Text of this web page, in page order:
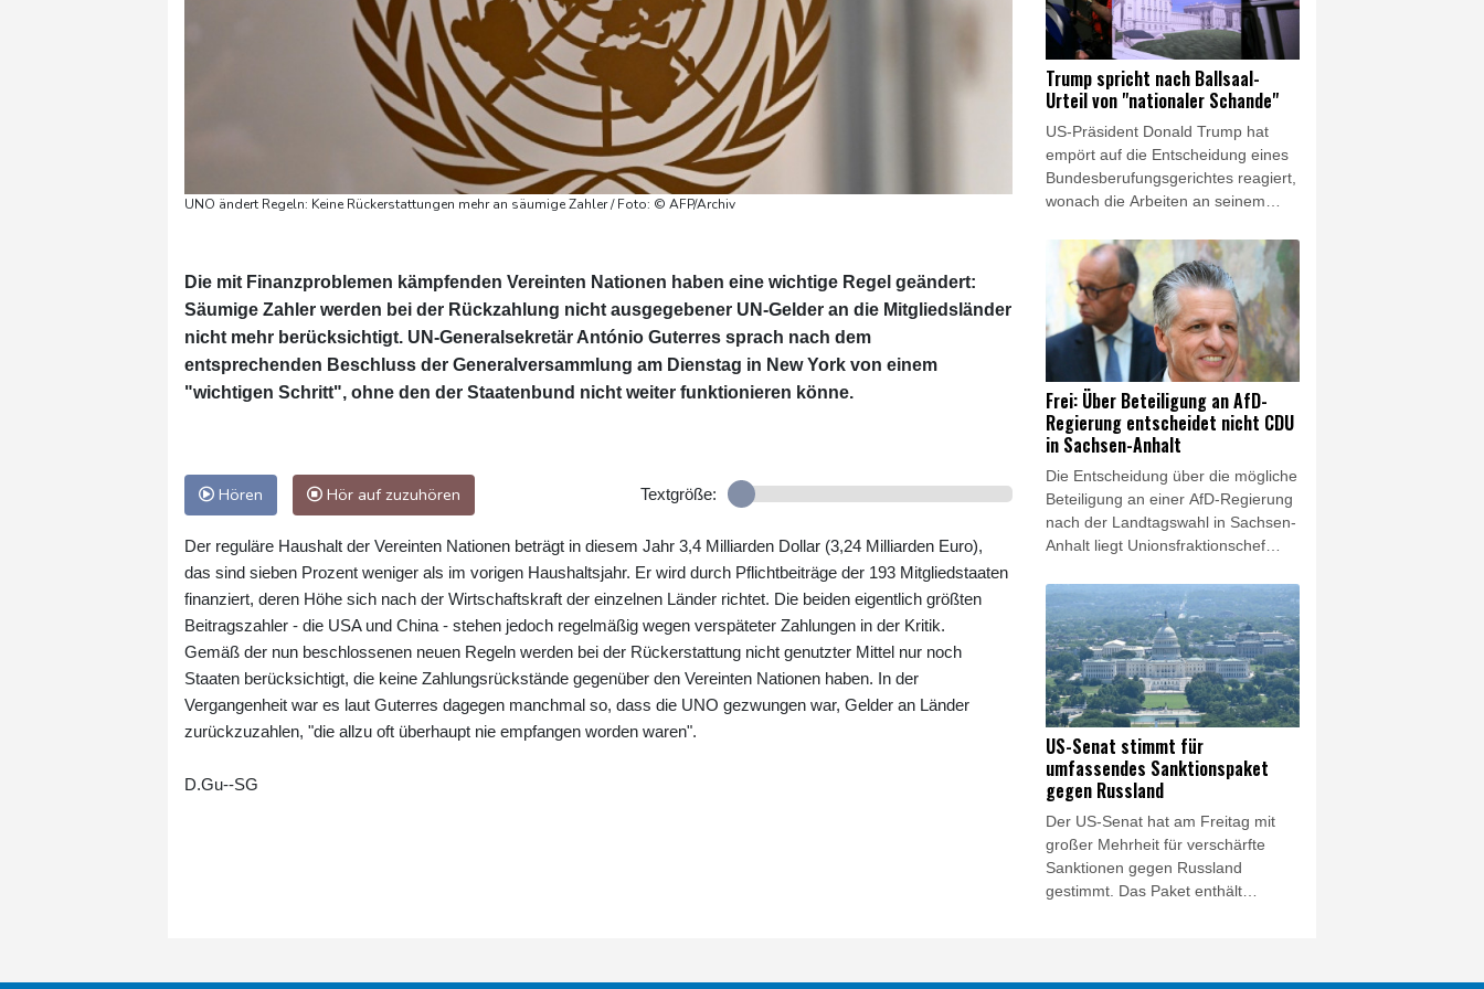
UNO ändert Regeln: Keine Rückerstattungen mehr an säumige Zahler / Foto: © AFP/Archiv
Die mit Finanzproblemen kämpfenden Vereinten Nationen haben eine wichtige Regel geändert:
Säumige Zahler werden bei der Rückzahlung nicht ausgegebener UN-Gelder an die Mitgliedsländer
nicht mehr berücksichtigt. UN-Generalsekretär António Guterres sprach nach dem
entsprechenden Beschluss der Generalversammlung am Dienstag in New York von einem
"wichtigen Schritt", ohne den der Staatenbund nicht weiter funktionieren könne.
Hören Hör auf zuzuhören Textgröße:
Der reguläre Haushalt der Vereinten Nationen beträgt in diesem Jahr 3,4 Milliarden Dollar (3,24 Milliarden Euro),
das sind sieben Prozent weniger als im vorigen Haushaltsjahr. Er wird durch Pflichtbeiträge der 193 Mitgliedstaaten
finanziert, deren Höhe sich nach der Wirtschaftskraft der einzelnen Länder richtet. Die beiden eigentlich größten
Beitragszahler - die USA und China - stehen jedoch regelmäßig wegen verspäteter Zahlungen in der Kritik.
Gemäß der nun beschlossenen neuen Regeln werden bei der Rückerstattung nicht genutzter Mittel nur noch
Staaten berücksichtigt, die keine Zahlungsrückstände gegenüber den Vereinten Nationen haben. In der
Vergangenheit war es laut Guterres dagegen manchmal so, dass die UNO gezwungen war, Gelder an Länder
zurückzuzahlen, "die allzu oft überhaupt nie empfangen worden waren".
D.Gu--SG
das südamerikanische Land
bringen. Der 48-jährige Politik-
Neuling trat die Nachfolge des
linken Präsidenten Gustavo Petro
an.
Trump spricht nach Ballsaal-
Urteil von "nationaler Schande"
US-Präsident Donald Trump hat
empört auf die Entscheidung eines
Bundesberufungsgerichtes reagiert,
wonach die Arbeiten an seinem
nicht weitergehen dürfen. Die
Justizentscheidung sei eine
"nationale Schande", erklärte er am
Freitag. Außerdem werde dadurch
die nationale Sicherheit bedroht,
setzte er offensichtlich mit Blick auf
einen unterirdischen Militärbunker
sowie weitere
Sicherheitsvorkehrungen im
geplanten Erweiterungsbau des
Weißen Hauses hinzu. Zuvor hatte
der Präsident bereits angekündigt,
in Berufung zu gehen.
Frei: Über Beteiligung an AfD-
Regierung entscheidet nicht CDU
in Sachsen-Anhalt
Die Entscheidung über die mögliche
Beteiligung an einer AfD-Regierung
nach der Landtagswahl in Sachsen-
Anhalt liegt Unionsfraktionschef
bei der CDU vor Ort. "Das
Kooperationsverbot mit der AfD ist
ein Grundsatzbeschluss in der
CDU", sagte Frei den Funke-
Zeitungen vom Samstag. "Es kann
nicht je nach Bundesland anders
beantwortet werden."
US-Senat stimmt für
umfassendes Sanktionspaket
gegen Russland
Der US-Senat hat am Freitag mit
großer Mehrheit für verschärfte
Sanktionen gegen Russland
gestimmt. Das Paket enthält
Banken. Außerdem wird von